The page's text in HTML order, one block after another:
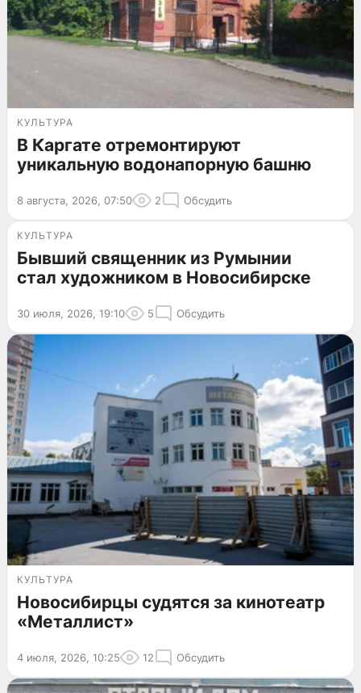
КУЛЬТУРА
В Каргате отремонтируют
уникальную водонапорную башню
8 августа, 2026, 07:50 2 Обсудить
КУЛЬТУРА
Бывший священник из Румынии
стал художником в Новосибирске
30 июля, 2026, 19:10 5 Обсудить
КУЛЬТУРА
Новосибирцы судятся за кинотеатр
«Металлист»
4 июля, 2026, 10:25 12 Обсудить